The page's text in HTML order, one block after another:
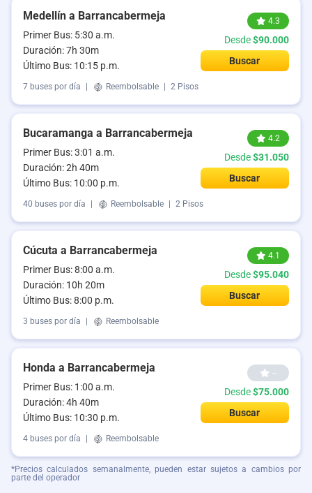
Medellín a Barrancabermeja
Primer Bus: 5:30 a.m.
Duración: 7h 30m
Último Bus: 10:15 p.m.
4.3
Desde$90.000
Buscar
7 buses por día Reembolsable 2 Pisos
Bucaramanga a Barrancabermeja
Primer Bus: 3:01 a.m.
Duración: 2h 40m
Último Bus: 10:00 p.m.
4.2
Desde$31.050
Buscar
40 buses por día Reembolsable 2 Pisos
Cúcuta a Barrancabermeja
Primer Bus: 8:00 a.m.
Duración: 10h 20m
Último Bus: 8:00 p.m.
4.1
Desde$95.040
Buscar
3 buses por día Reembolsable
Honda a Barrancabermeja
Primer Bus: 1:00 a.m.
Duración: 4h 40m
Último Bus: 10:30 p.m.
--
Desde$75.000
Buscar
4 buses por día Reembolsable
*Precios calculados semanalmente, pueden estar sujetos a cambios por
parte del operador